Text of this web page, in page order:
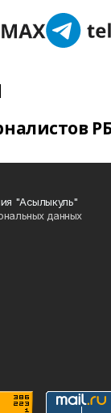
"Асылыкуль"
данных